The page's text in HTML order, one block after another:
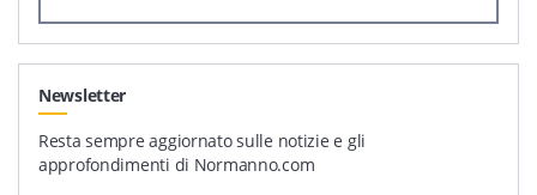
Newsletter
Resta sempre aggiornato sulle notizie e gli
approfondimenti di Normanno.com